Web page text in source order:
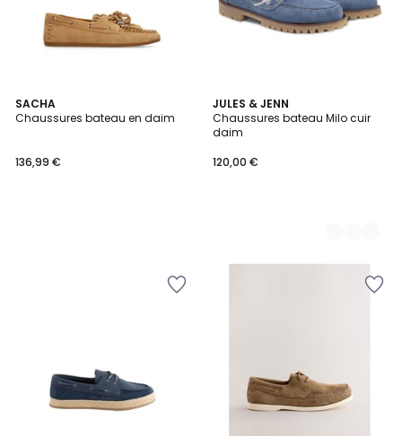
SACHA
Chaussures bateau en daim
136,99 €
JULES & JENN
Chaussures bateau Milo cuir
daim
120,00 €
3
Couleurs